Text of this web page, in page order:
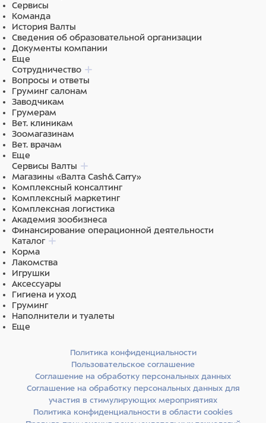
Сервисы
Команда
История Валты
Сведения об образовательной организации
Документы компании
Еще
Сотрудничество
Вопросы и ответы
Груминг салонам
Заводчикам
Грумерам
Вет. клиникам
Зоомагазинам
Вет. врачам
Еще
Сервисы Валты
Магазины «Валта Cash&Carry»
Комплексный консалтинг
Комплексный маркетинг
Комплексная логистика
Академия зообизнеса
Финансирование операционной деятельности
Каталог
Корма
Лакомства
Игрушки
Аксессуары
Гигиена и уход
Груминг
Наполнители и туалеты
Еще
Политика конфиденциальности
Пользовательское соглашение
Соглашение на обработку персональных данных
Соглашение на обработку персональных данных для
участия в стимулирующих мероприятиях
Политика конфиденциальности в области cookies